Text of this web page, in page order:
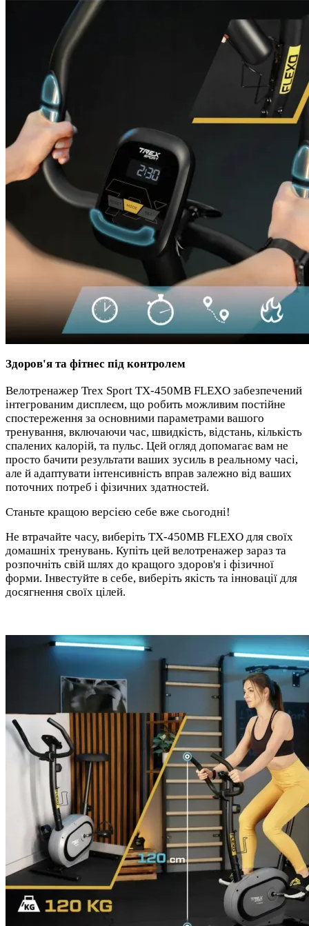
Здоров'я та фітнес під контролем
Велотренажер Trex Sport TX-450MB FLEXO забезпечений
інтегрованим дисплеєм, що робить можливим постійне
спостереження за основними параметрами вашого
тренування, включаючи час, швидкість, відстань, кількість
спалених калорій, та пульс. Цей огляд допомагає вам не
просто бачити результати ваших зусиль в реальному часі,
але й адаптувати інтенсивність вправ залежно від ваших
поточних потреб і фізичних здатностей.
Станьте кращою версією себе вже сьогодні!
Не втрачайте часу, виберіть TX-450MB FLEXO для своїх
домашніх тренувань. Купіть цей велотренажер зараз та
розпочніть свій шлях до кращого здоров'я і фізичної
форми. Інвестуйте в себе, виберіть якість та інновації для
досягнення своїх цілей.